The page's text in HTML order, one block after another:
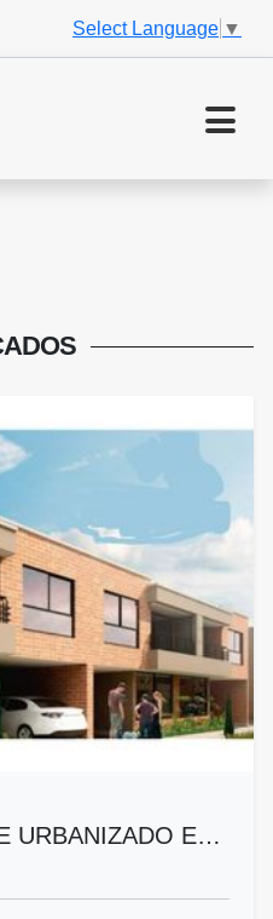
Select Language ▼
URBANIZADO E…